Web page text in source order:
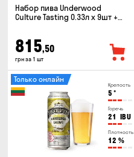
Набор пива Underwood
Culture Tasting 0.33л x 9шт +
815,50
грн за 1 шт
Крепость
5 °
Горечь
21 IBU
Плотность
12 %
Только онлайн